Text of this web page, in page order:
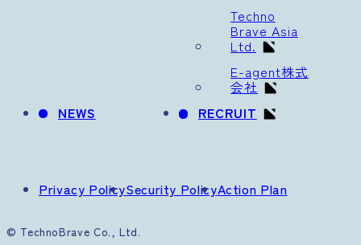
Techno
Brave Asia
Ltd.
E-agent株式
会社
NEWS
RECRUIT
Privacy PolicySecurity PolicyAction Plan
© TechnoBrave Co., Ltd.